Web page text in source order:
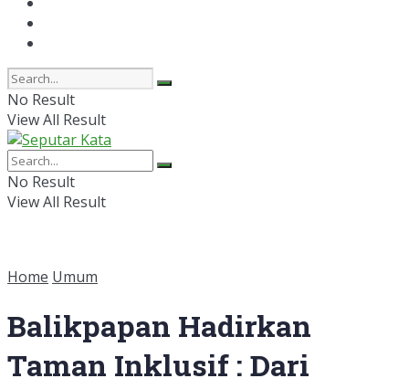
No Result
View All Result
No Result
View All Result
Home Umum
Balikpapan Hadirkan
Taman Inklusif : Dari